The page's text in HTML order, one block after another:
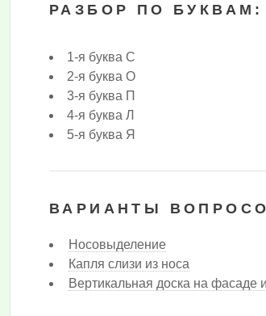
РАЗБОР ПО БУКВАМ:
1-я буква С
2-я буква О
3-я буква П
4-я буква Л
5-я буква Я
ВАРИАНТЫ
Носовыделение
Капля слизи из носа
Вертикальная доска на